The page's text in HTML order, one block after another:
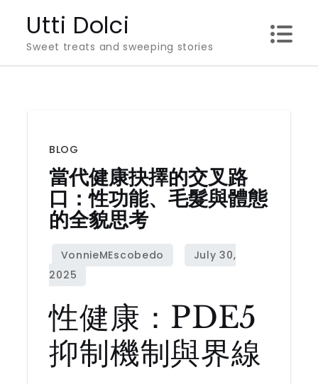
content
Utti Dolci
Sweet treats and sweeping stories
BLOG
當代健康抉擇的交叉路
口：性功能、毛髮與體態
的全貌思考
性健康：PDE5
抑制機制與界線